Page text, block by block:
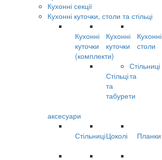
Кухонні секції
Кухонні куточки, столи та стільці
Кухонні
куточки
(комплекти)
Кухонні
куточки
Кухонні
столи
Стільці
та
табурети
Стільниці
та
аксесуари
СтільниціЦоколі Планки